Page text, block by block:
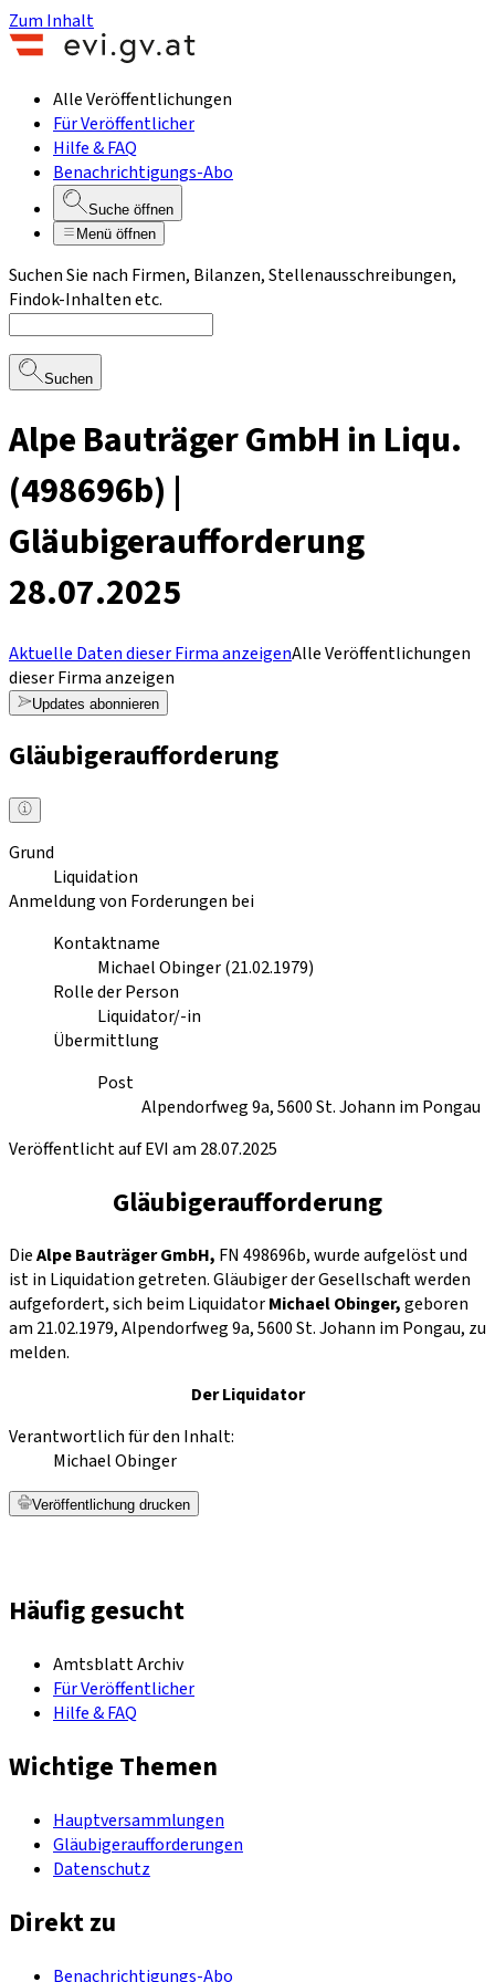
Zum Inhalt
Alle Veröffentlichungen
Für Veröffentlicher
Hilfe & FAQ
Benachrichtigungs-Abo
Suche öffnen
Menü öffnen
Suchen Sie nach Firmen, Bilanzen, Stellenausschreibungen,
Findok-Inhalten etc.
Suchen
Alpe Bauträger GmbH in Liqu.
(498696b) |
Gläubigeraufforderung
28.07.2025
Aktuelle Daten dieser Firma anzeigenAlle Veröffentlichungen
dieser Firma anzeigen
Updates abonnieren
Gläubigeraufforderung
Grund
Liquidation
Anmeldung von Forderungen bei
Kontaktname
Michael Obinger (21.02.1979)
Rolle der Person
Liquidator/-in
Übermittlung
Post
Alpendorfweg 9a, 5600 St. Johann im Pongau
Veröffentlicht auf EVI am 28.07.2025
Gläubigeraufforderung
DieAlpe Bauträger GmbH, FN 498696b, wurde aufgelöst und
ist in Liquidation getreten. Gläubiger der Gesellschaft werden
aufgefordert, sich beim LiquidatorMichael Obinger,geboren
am 21.02.1979, Alpendorfweg 9a, 5600 St. Johann im Pongau, zu
melden.
Der Liquidator
Verantwortlich für den Inhalt:
Michael Obinger
Veröffentlichung drucken
Häufig gesucht
Amtsblatt Archiv
Für Veröffentlicher
Hilfe & FAQ
Wichtige Themen
Hauptversammlungen
Gläubigeraufforderungen
Datenschutz
Direkt zu
Benachrichtigungs-Abo